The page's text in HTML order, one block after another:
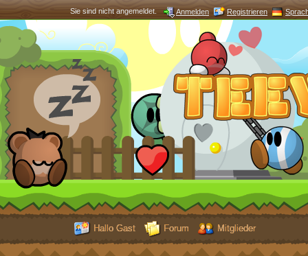
Sie sind nicht angemeldet. Anmelden Registrieren
Hallo Gast Forum Mitglieder